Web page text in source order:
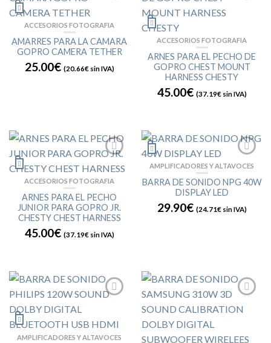
ACCESORIOS FOTOGRAFIA
AMARRES PARA LA CAMARA
GOPRO CAMERA TETHER
25.00€ (20.66€sin IVA)
ACCESORIOS FOTOGRAFIA
ARNES PARA EL PECHO DE
GOPRO CHEST MOUNT
HARNESS CHESTY
45.00€ (37.19€sin IVA)
ACCESORIOS FOTOGRAFIA
ARNES PARA EL PECHO
JUNIOR PARA GOPRO JR.
CHESTY CHEST HARNESS
45.00€ (37.19€sin IVA)
AMPLIFICADORES Y ALTAVOCES
BARRA DE SONIDO NPG 40W
DISPLAY LED
29.90€ (24.71€sin IVA)
AMPLIFICADORES Y ALTAVOCES